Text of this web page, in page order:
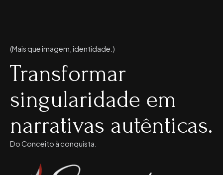
(Mais que imagem, identidade.)
Transformar
singularidade em
narrativas autênticas.
Do Conceito à conquista.